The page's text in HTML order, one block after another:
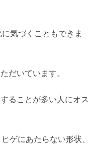
気づくこともできま
だいています。
ることが多い人にオス
ゲにあたらない形状、